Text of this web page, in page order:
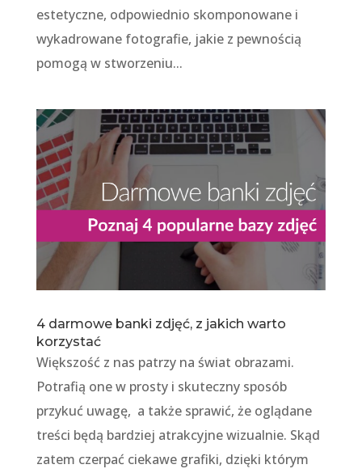
estetyczne, odpowiednio skomponowane i
wykadrowane fotografie, jakie z pewnością
pomogą w stworzeniu...
4 darmowe banki zdjęć, z jakich warto
korzystać
Większość z nas patrzy na świat obrazami.
Potrafią one w prosty i skuteczny sposób
przykuć uwagę, a także sprawić, że oglądane
treści będą bardziej atrakcyjne wizualnie. Skąd
zatem czerpać ciekawe grafiki, dzięki którym